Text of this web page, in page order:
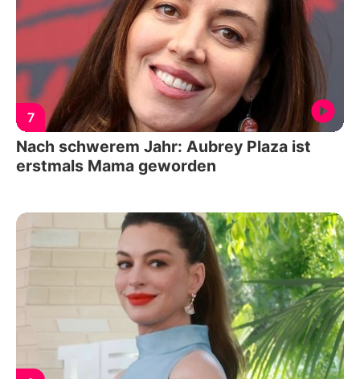
7
Nach schwerem Jahr: Aubrey Plaza ist
erstmals Mama geworden